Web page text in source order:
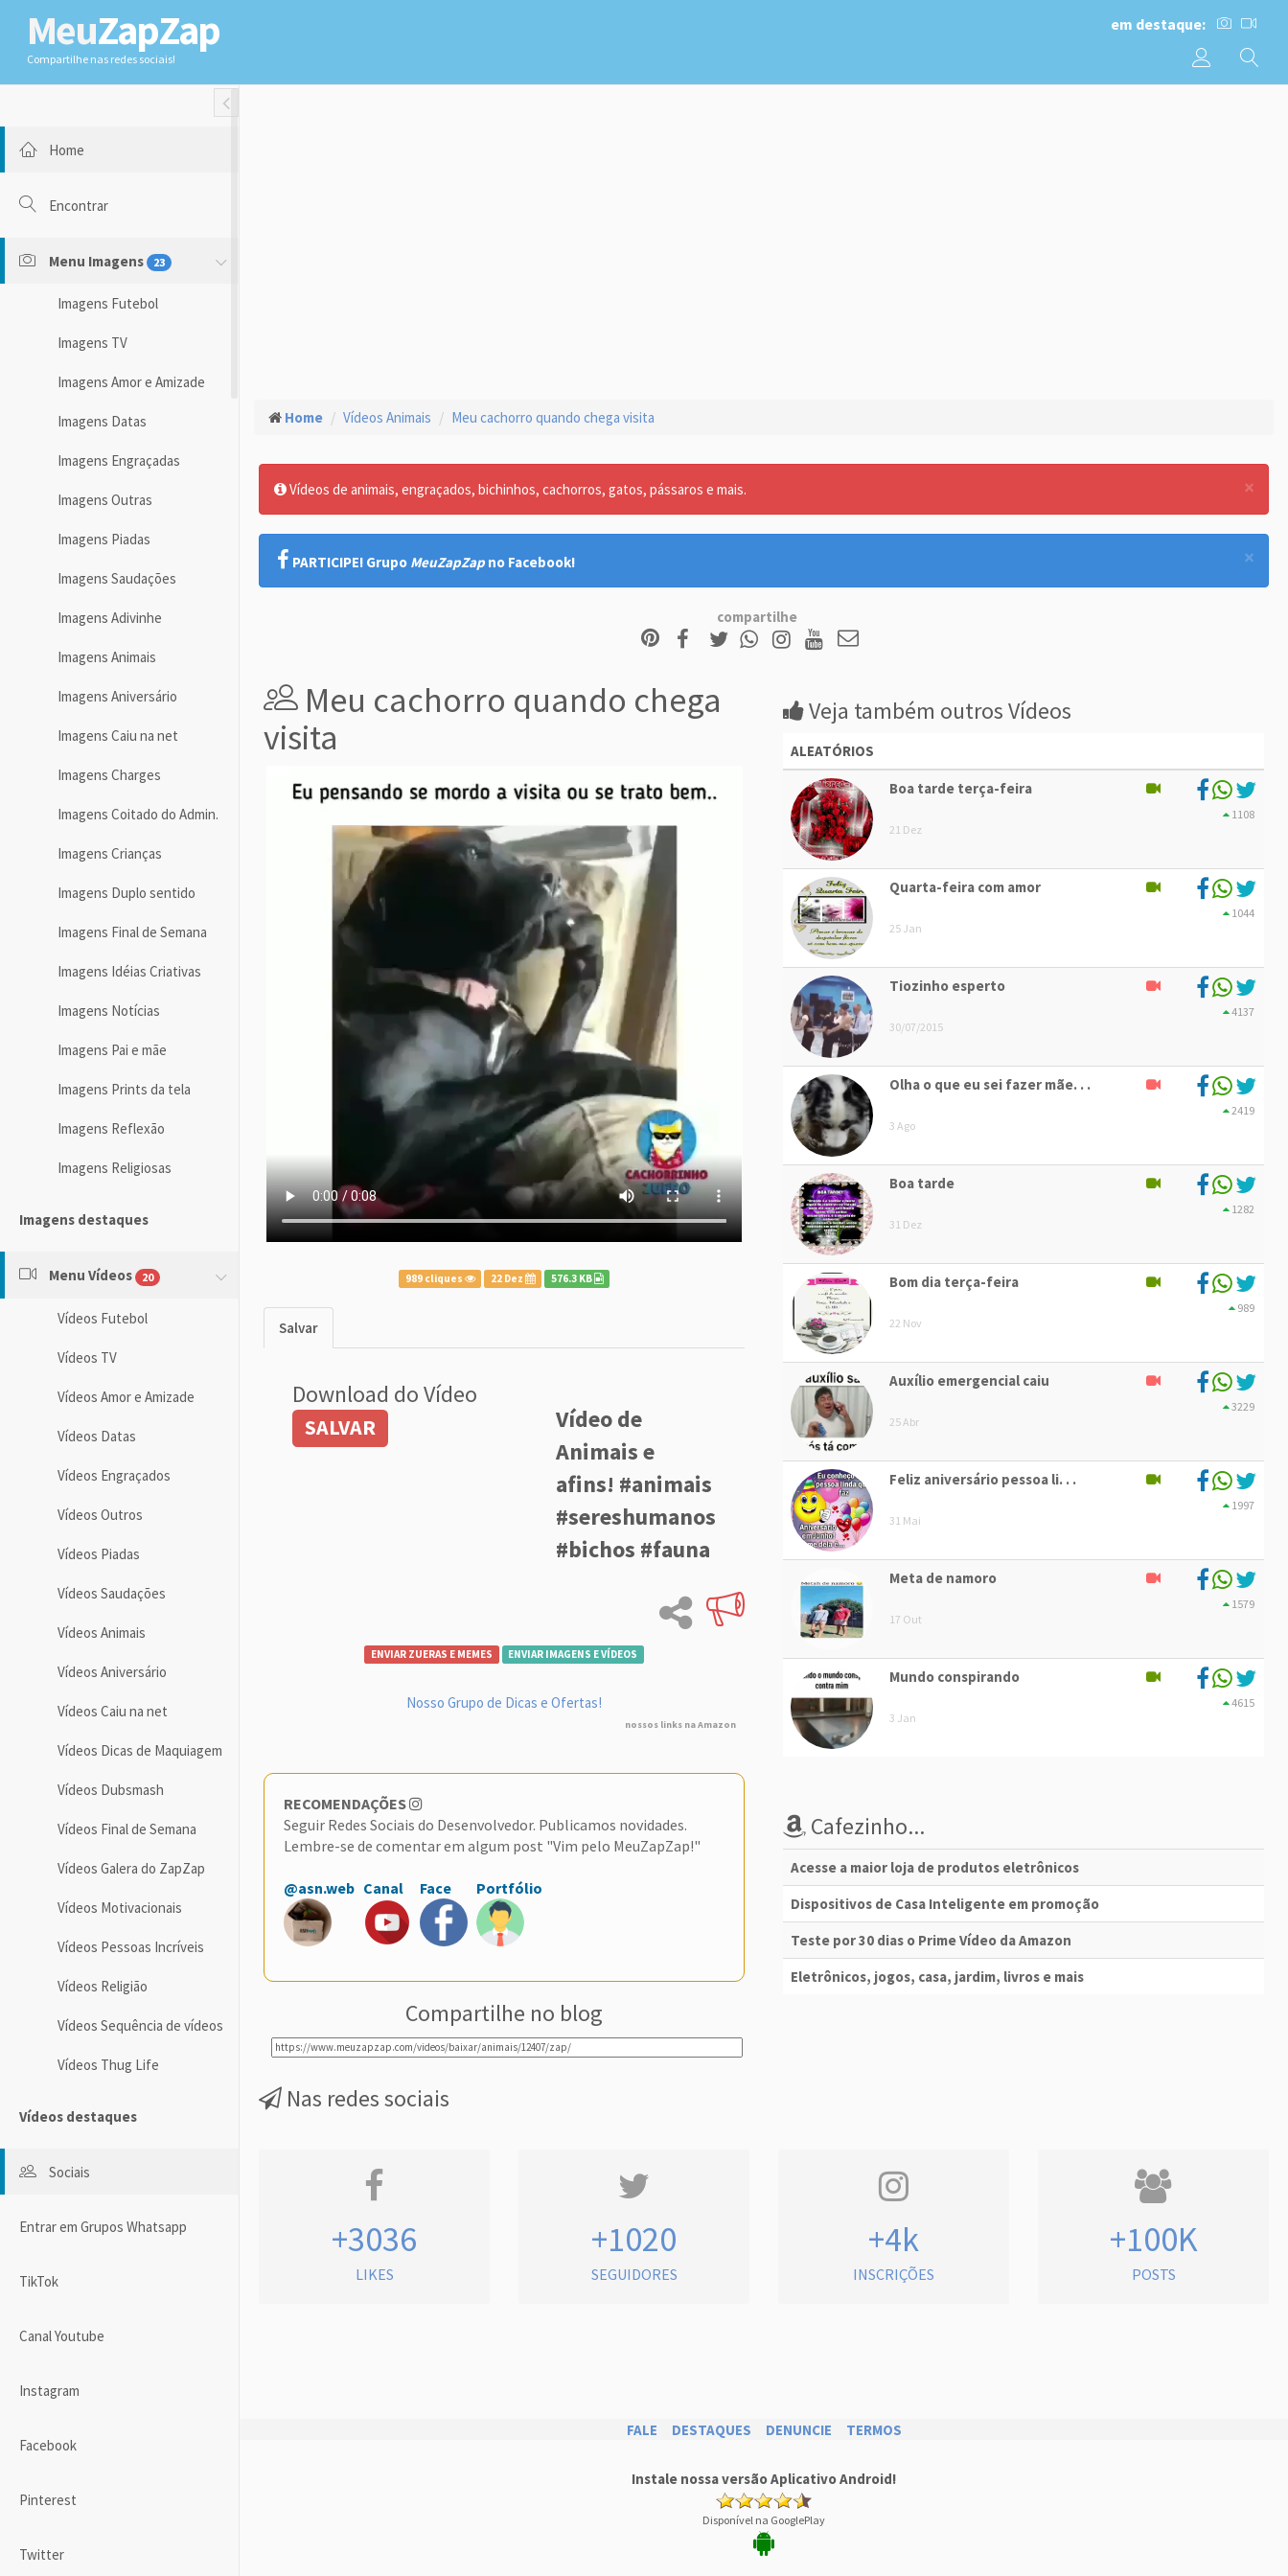
MeuZapZap
Compartilhe nas redes sociais!
em destaque:
Toggle Fullwidth
Home
Encontrar
Menu Imagens 23
Imagens Futebol
Imagens TV
Imagens Amor e Amizade
Imagens Datas
Imagens Engraçadas
Imagens Outras
Imagens Piadas
Imagens Saudações
Imagens Adivinhe
Imagens Animais
Imagens Aniversário
Imagens Caiu na net
Imagens Charges
Imagens Coitado do Admin.
Imagens Crianças
Imagens Duplo sentido
Imagens Final de Semana
Imagens Idéias Criativas
Imagens Notícias
Imagens Pai e mãe
Imagens Prints da tela
Imagens Reflexão
Imagens Religiosas
Imagens destaques
Menu Vídeos 20
Vídeos Futebol
Vídeos TV
Vídeos Amor e Amizade
Vídeos Datas
Vídeos Engraçados
Vídeos Outros
Vídeos Piadas
Vídeos Saudações
Vídeos Animais
Vídeos Aniversário
Vídeos Caiu na net
Vídeos Dicas de Maquiagem
Vídeos Dubsmash
Vídeos Final de Semana
Vídeos Galera do ZapZap
Vídeos Motivacionais
Vídeos Pessoas Incríveis
Vídeos Religião
Vídeos Sequência de vídeos
Vídeos Thug Life
Vídeos destaques
Sociais
Entrar em Grupos Whatsapp
TikTok
Canal Youtube
Instagram
Facebook
Pinterest
Twitter
Home Vídeos Animais Meu cachorro quando chega visita
×
Vídeos de animais, engraçados, bichinhos, cachorros, gatos, pássaros e mais.
×
PARTICIPE! Grupo MeuZapZap no Facebook!
compartilhe
Meu cachorro quando chega
visita
989 cliques 22 Dez 576.3 KB
Salvar
Download do Vídeo
SALVAR
Vídeo de
Animais e
afins! #animais
#sereshumanos
#bichos #fauna
ENVIAR ZUERAS E MEMES ENVIAR IMAGENS E VÍDEOS
Nosso Grupo de Dicas e Ofertas!
nossos links na Amazon
RECOMENDAÇÕES
Seguir Redes Sociais do Desenvolvedor. Publicamos novidades.
Lembre-se de comentar em algum post "Vim pelo MeuZapZap!"
@asn.web Canal Face Portfólio
Compartilhe no blog
Veja também outros Vídeos
ALEATÓRIOS
Boa tarde terça-feira
21 Dez
1108
Quarta-feira com amor
25 Jan
1044
Tiozinho esperto
30/07/2015
4137
Olha o que eu sei fazer mãe. . .
3 Ago
2419
Boa tarde
31 Dez
1282
Bom dia terça-feira
22 Nov
989
Auxílio emergencial caiu
25 Abr
3229
Feliz aniversário pessoa li. . .
31 Mai
1997
Meta de namoro
17 Out
1579
Mundo conspirando
3 Jan
4615
Cafezinho...
Acesse a maior loja de produtos eletrônicos
Dispositivos de Casa Inteligente em promoção
Teste por 30 dias o Prime Vídeo da Amazon
Eletrônicos, jogos, casa, jardim, livros e mais
Nas redes sociais
+3036
LIKES
+1020
SEGUIDORES
+4k
INSCRIÇÕES
+100K
POSTS
FALE DESTAQUES DENUNCIE TERMOS
Instale nossa versão Aplicativo Android!
Disponível na GooglePlay